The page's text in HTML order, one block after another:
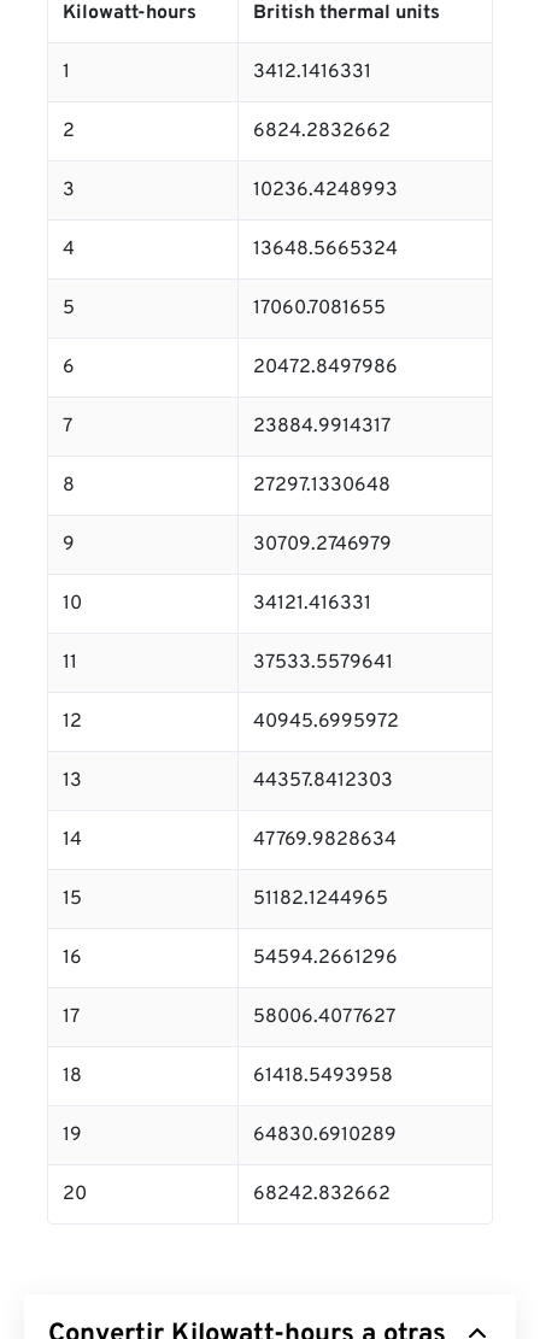
Kilowatt-hours British thermal units
1 3412.1416331
2 6824.2832662
3 10236.4248993
4 13648.5665324
5 17060.7081655
6 20472.8497986
7 23884.9914317
8 27297.1330648
9 30709.2746979
10 34121.416331
11 37533.5579641
12 40945.6995972
13 44357.8412303
14 47769.9828634
15 51182.1244965
16 54594.2661296
17 58006.4077627
18 61418.5493958
19 64830.6910289
20 68242.832662